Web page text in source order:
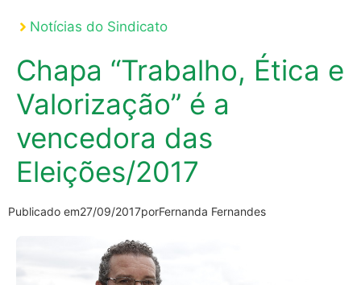
Notícias do Sindicato
Chapa “Trabalho, Ética e
Valorização” é a
vencedora das
Eleições/2017
Publicado em27/09/2017porFernanda Fernandes